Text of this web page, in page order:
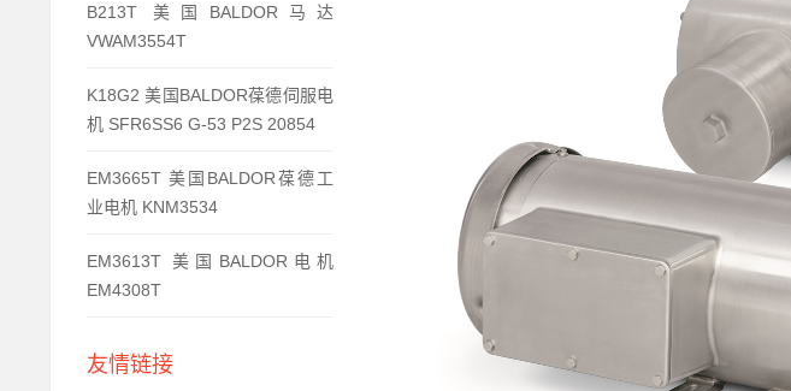
B213T 美国BALDOR马达
VWAM3554T
K18G2 美国BALDOR葆德伺服电
机 SFR6SS6 G-53 P2S 20854
EM3665T 美国BALDOR葆德工
业电机 KNM3534
EM3613T 美国BALDOR电机
EM4308T
友情链接